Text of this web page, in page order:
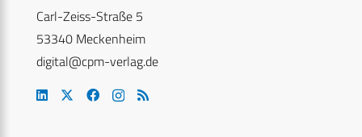
Carl-Zeiss-Straße 5
53340 Meckenheim
digital@cpm-verlag.de